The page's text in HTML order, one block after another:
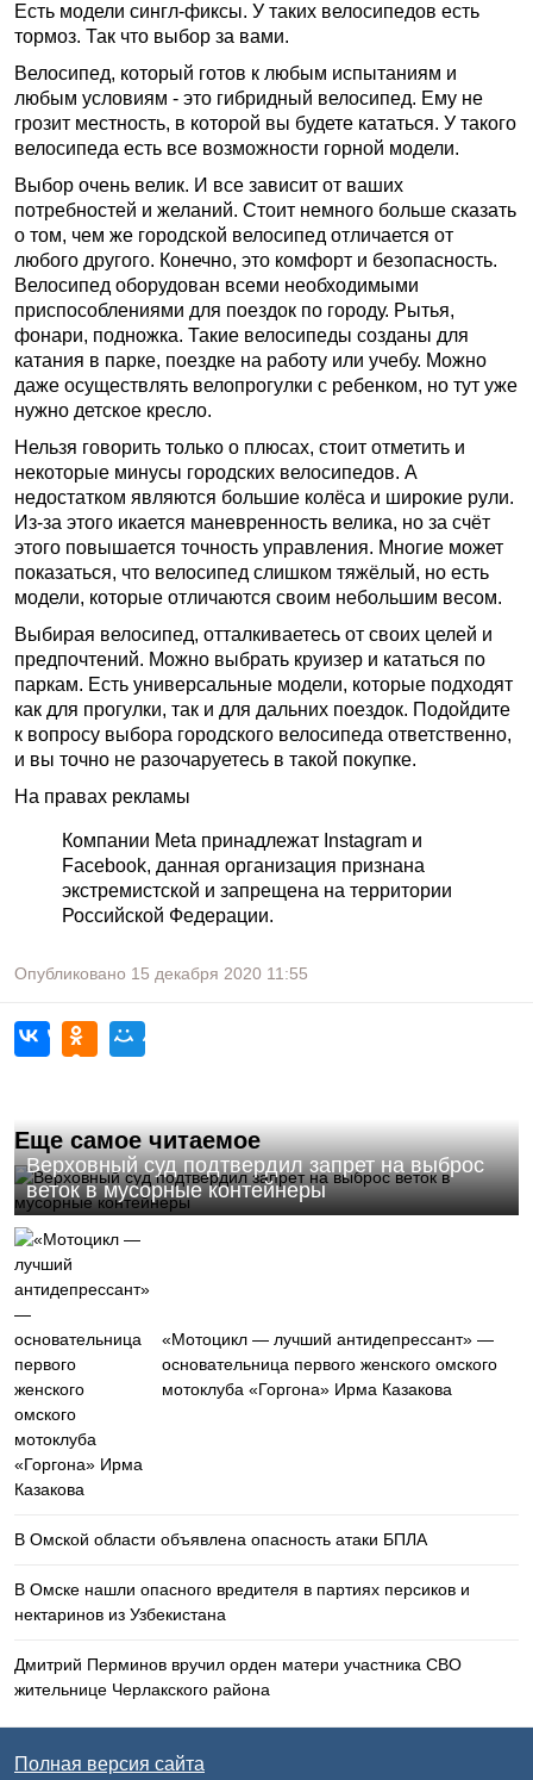
Есть модели сингл-фиксы. У таких велосипедов есть
тормоз. Так что выбор за вами.
Велосипед, который готов к любым испытаниям и
любым условиям - это гибридный велосипед. Ему не
грозит местность, в которой вы будете кататься. У такого
велосипеда есть все возможности горной модели.
Выбор очень велик. И все зависит от ваших
потребностей и желаний. Стоит немного больше сказать
о том, чем же городской велосипед отличается от
любого другого. Конечно, это комфорт и безопасность.
Велосипед оборудован всеми необходимыми
приспособлениями для поездок по городу. Рытья,
фонари, подножка. Такие велосипеды созданы для
катания в парке, поездке на работу или учебу. Можно
даже осуществлять велопрогулки с ребенком, но тут уже
нужно детское кресло.
Нельзя говорить только о плюсах, стоит отметить и
некоторые минусы городских велосипедов. А
недостатком являются большие колёса и широкие рули.
Из-за этого икается маневренность велика, но за счёт
этого повышается точность управления. Многие может
показаться, что велосипед слишком тяжёлый, но есть
модели, которые отличаются своим небольшим весом.
Выбирая велосипед, отталкиваетесь от своих целей и
предпочтений. Можно выбрать круизер и кататься по
паркам. Есть универсальные модели, которые подходят
как для прогулки, так и для дальних поездок. Подойдите
к вопросу выбора городского велосипеда ответственно,
и вы точно не разочаруетесь в такой покупке.
На правах рекламы
Компании Meta принадлежат Instagram и
Facebook, данная организация признана
экстремистской и запрещена на территории
Российской Федерации.
Опубликовано 15 декабря 2020 11:55
Еще самое читаемое
Верховный суд подтвердил запрет на выброс
веток в мусорные контейнеры
«Мотоцикл — лучший антидепрессант» —
основательница первого женского омского
мотоклуба «Горгона» Ирма Казакова
В Омской области объявлена опасность атаки БПЛА
В Омске нашли опасного вредителя в партиях персиков и
нектаринов из Узбекистана
Дмитрий Перминов вручил орден матери участника СВО
жительнице Черлакского района
Полная версия сайта